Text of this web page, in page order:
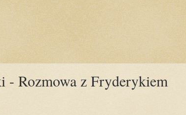
- Rozmowa z Fryderykiem